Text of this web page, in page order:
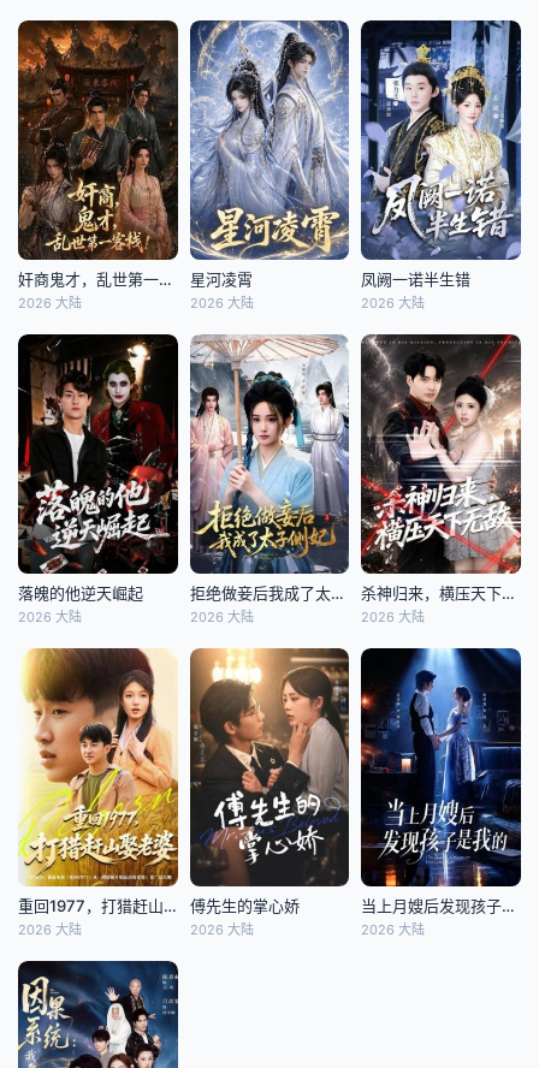
奸商鬼才，乱世第一客栈!
2026 大陆
星河凌霄
2026 大陆
凤阙一诺半生错
2026 大陆
落魄的他逆天崛起
2026 大陆
拒绝做妾后我成了太子侧妃
2026 大陆
杀神归来，横压天下无敌
2026 大陆
重回1977，打猎赶山娶老婆
2026 大陆
傅先生的掌心娇
2026 大陆
当上月嫂后发现孩子是我的
2026 大陆